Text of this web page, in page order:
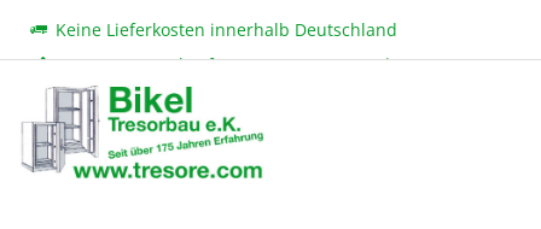
Keine Lieferkosten innerhalb Deutschland
Beratung & Verkauf:+49 (0) 7131 222 11|
bikel@tresore.com
Günstige Preise